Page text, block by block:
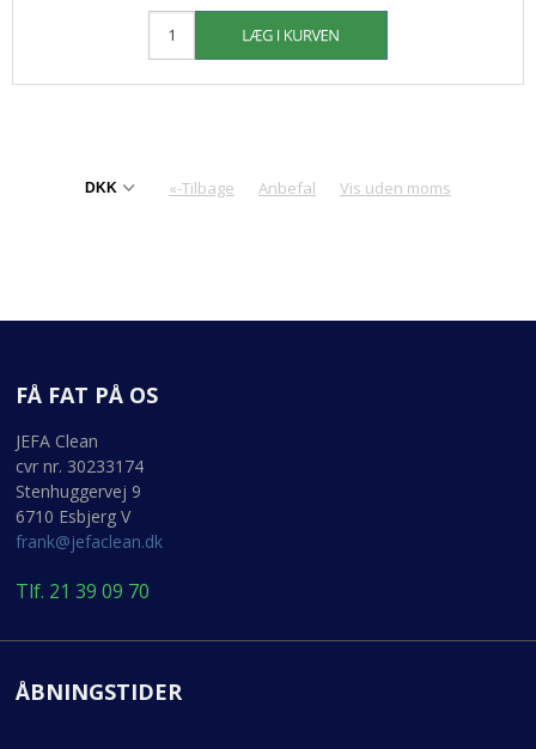
«-Tilbage Anbefal Vis uden moms
FÅ FAT PÅ OS
JEFA Clean
cvr nr. 30233174
Stenhuggervej 9
6710 Esbjerg V
frank@jefaclean.dk
Tlf. 21 39 09 70
ÅBNINGSTIDER